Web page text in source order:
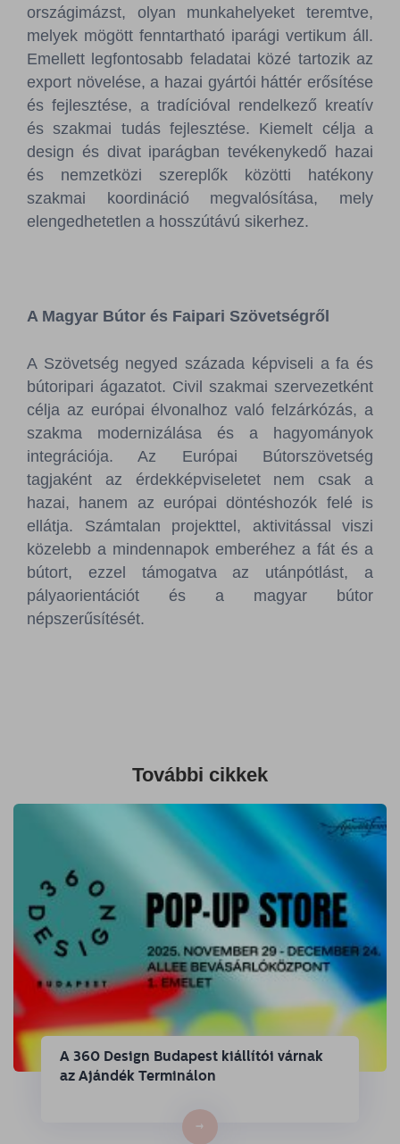
országimázst, olyan munkahelyeket teremtve,
melyek mögött fenntartható iparági vertikum áll.
Emellett legfontosabb feladatai közé tartozik az
export növelése, a hazai gyártói háttér erősítése
és fejlesztése, a tradícióval rendelkező kreatív
és szakmai tudás fejlesztése. Kiemelt célja a
design és divat iparágban tevékenykedő hazai
és nemzetközi szereplők közötti hatékony
szakmai koordináció megvalósítása, mely
elengedhetetlen a hosszútávú sikerhez.
A Magyar Bútor és Faipari Szövetségről
A Szövetség negyed százada képviseli a fa és
bútoripari ágazatot. Civil szakmai szervezetként
célja az európai élvonalhoz való felzárkózás, a
szakma modernizálása és a hagyományok
integrációja. Az Európai Bútorszövetség
tagjaként az érdekképviseletet nem csak a
hazai, hanem az európai döntéshozók felé is
ellátja. Számtalan projekttel, aktivitással viszi
közelebb a mindennapok emberéhez a fát és a
bútort, ezzel támogatva az utánpótlást, a
pályaorientációt és a magyar bútor
népszerűsítését.
További cikkek
A 360 Design Budapest kiállítói várnak
az Ajándék Terminálon
→